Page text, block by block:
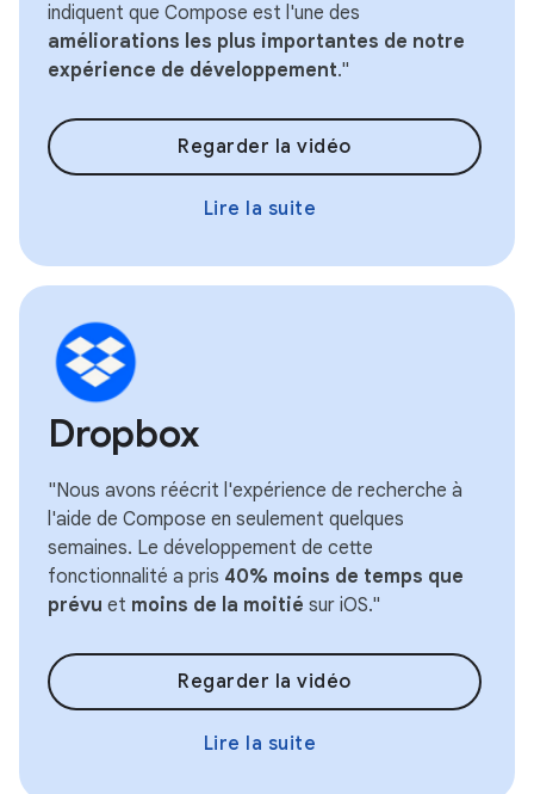
indiquent que Compose est l'une des
améliorations les plus importantes de notre
expérience de développement."
Regarder la vidéo
Lire la suite
Dropbox
"Nous avons réécrit l'expérience de recherche à
l'aide de Compose en seulement quelques
semaines. Le développement de cette
fonctionnalité a pris 40% moins de temps que
prévu et moins de la moitié sur iOS."
Regarder la vidéo
Lire la suite